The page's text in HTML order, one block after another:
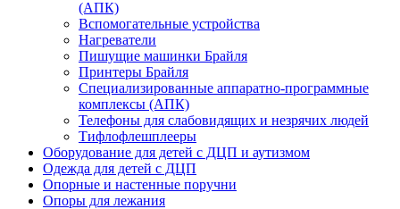
(АПК)
Вспомогательные устройства
Нагреватели
Пишущие машинки Брайля
Принтеры Брайля
Специализированные аппаратно-программные
комплексы (АПК)
Телефоны для слабовидящих и незрячих людей
Тифлофлешплееры
Оборудование для детей с ДЦП и аутизмом
Одежда для детей с ДЦП
Опорные и настенные поручни
Опоры для лежания